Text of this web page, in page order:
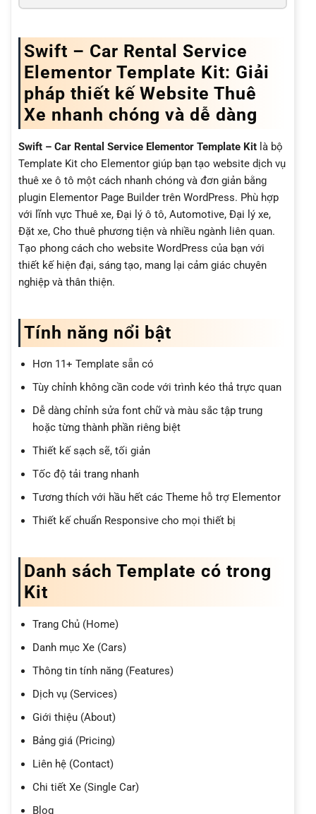
Swift – Car Rental Service
Elementor Template Kit: Giải
pháp thiết kế Website Thuê
Xe nhanh chóng và dễ dàng
Swift – Car Rental Service Elementor Template Kit là bộ
Template Kit cho Elementor giúp bạn tạo website dịch vụ
thuê xe ô tô một cách nhanh chóng và đơn giản bằng
plugin Elementor Page Builder trên WordPress. Phù hợp
với lĩnh vực Thuê xe, Đại lý ô tô, Automotive, Đại lý xe,
Đặt xe, Cho thuê phương tiện và nhiều ngành liên quan.
Tạo phong cách cho website WordPress của bạn với
thiết kế hiện đại, sáng tạo, mang lại cảm giác chuyên
nghiệp và thân thiện.
Tính năng nổi bật
Hơn 11+ Template sẵn có
Tùy chỉnh không cần code với trình kéo thả trực quan
Dễ dàng chỉnh sửa font chữ và màu sắc tập trung
hoặc từng thành phần riêng biệt
Thiết kế sạch sẽ, tối giản
Tốc độ tải trang nhanh
Tương thích với hầu hết các Theme hỗ trợ Elementor
Thiết kế chuẩn Responsive cho mọi thiết bị
Danh sách Template có trong
Kit
Trang Chủ (Home)
Danh mục Xe (Cars)
Thông tin tính năng (Features)
Dịch vụ (Services)
Giới thiệu (About)
Bảng giá (Pricing)
Liên hệ (Contact)
Chi tiết Xe (Single Car)
Blog